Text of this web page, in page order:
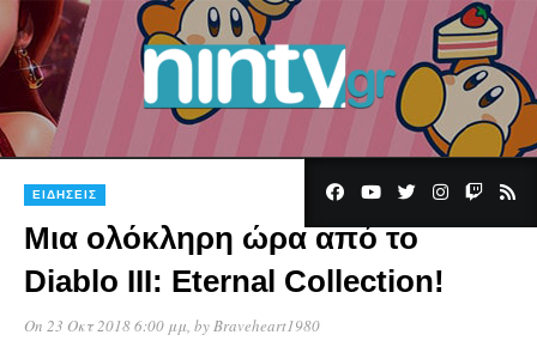
ΕΙΔΉΣΕΙΣ
Μια ολόκληρη ώρα από το
Diablo III: Eternal Collection!
On 23 Οκτ 2018 6:00 μμ , by Braveheart1980